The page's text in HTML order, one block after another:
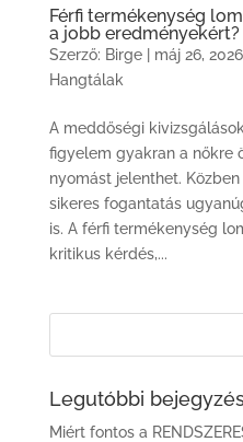
Férfi termékenység
a jobb eredményekért?
Szerző: Birge| máj 26, 2026
Hangtálak
A meddőségi
figyelem gyakran a nőkre
nyomást jelenthet.
sikeres fogantatás
is. A férfi termékenység
kritikus kérdés,...
Legutóbbi
Miért fontos a